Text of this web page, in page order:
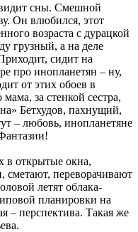
сны. Смешной
Он влюбился, этот
возраста с дурацкой
грузный, а на деле
сидит на
про инопланетян – ну,
от этих обоев в
за стенкой сестра,
Бетхудов, пахнущий,
– любовь, инопланетяне
в открытые окна,
переворачивают
летят облака-
планировки на
– перспектива. Такая же